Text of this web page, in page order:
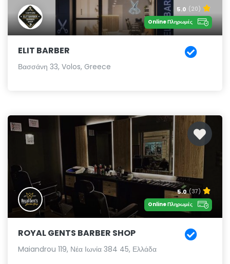
5.0 (20)
Online Πληρωμές
ELIT BARBER
Βασσάνη 33, Volos, Greece
5.0 (37)
Online Πληρωμές
ROYAL GENTS BARBER SHOP
Maiandrou 119, Νέα Ιωνία 384 45, Ελλάδα